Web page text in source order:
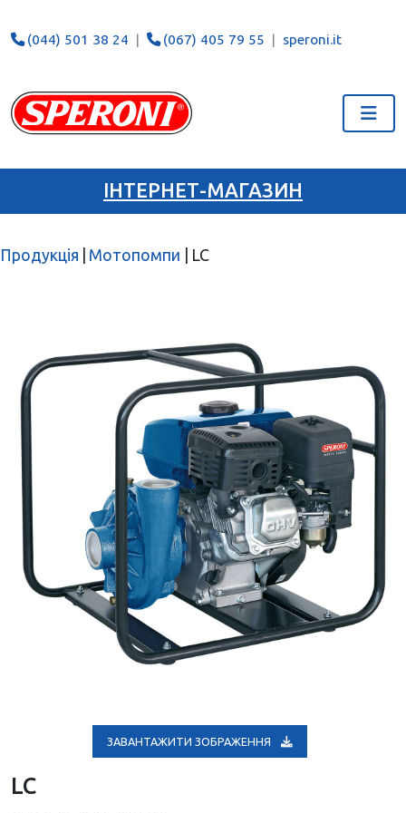
(044) 501 38 24 (067) 405 79 55 speroni.it
ІНТЕРНЕТ-МАГАЗИН
Продукція Мотопомпи LC
ЗАВАНТАЖИТИ ЗОБРАЖЕННЯ
LC